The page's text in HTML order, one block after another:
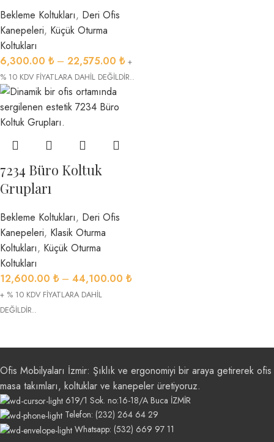
Bekleme Koltukları, Deri Ofis
Kanepeleri, Küçük Oturma
Koltukları
6,300.00 ₺ – 22,575.00 ₺ +
% 10 KDV FİYATLARA DAHİL DEĞİLDİR..
7234 Büro Koltuk
Grupları
Bekleme Koltukları, Deri Ofis
Kanepeleri, Klasik Oturma
Koltukları, Küçük Oturma
Koltukları
12,600.00 ₺ – 44,100.00 ₺
+ % 10 KDV FİYATLARA DAHİL
DEĞİLDİR..
Ofis Mobilyaları İzmir: Şıklık ve ergonomiyi bir araya getirerek ofis
masa takımları, koltuklar ve kanepeler üretiyoruz.
619/1 Sok. no:16-18/A Buca İZMİR
Telefon: (232) 264 64 29
Whatsapp: (532) 669 97 11